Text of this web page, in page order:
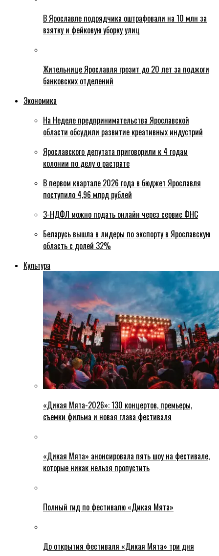
В Ярославле подрядчика оштрафовали на 10 млн за
взятку и фейковую уборку улиц
Жительнице Ярославля грозит до 20 лет за поджоги
банковских отделений
Экономика
На Неделе предпринимательства Ярославской
области обсудили развитие креативных индустрий
Ярославского депутата приговорили к 4 годам
колонии по делу о растрате
В первом квартале 2026 года в бюджет Ярославля
поступило 4,96 млрд рублей
3-НДФЛ можно подать онлайн через сервис ФНС
Беларусь вышла в лидеры по экспорту в Ярославскую
область с долей 32%
Культура
«Дикая Мята-2026»: 130 концертов, премьеры,
съемки фильма и новая глава фестиваля
«Дикая Мята» анонсировала пять шоу на фестивале,
которые никак нельзя пропустить
Полный гид по фестивалю «Дикая Мята»
До открытия фестиваля «Дикая Мята» три дня